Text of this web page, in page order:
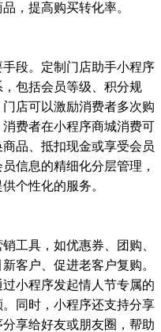
，提高购买转化率。
段。定制门店助手小程序
包括会员等级、积分规
店可以激励消费者多次购
费者在小程序商城消费可
品、抵扣现金或享受会员
信息的精细化分层管理，
个性化的服务。
工具，如优惠券、团购、
客户、促进老客户复购。
小程序发起情人节专属的
同时，小程序还支持分享
享给好友或朋友圈，帮助